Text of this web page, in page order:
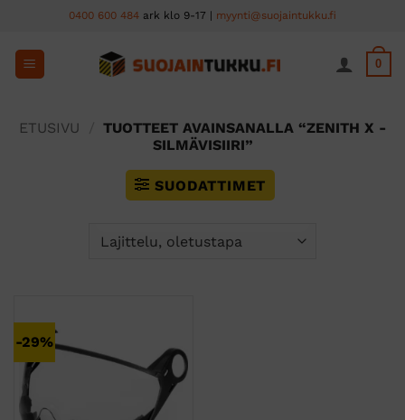
content
0400 600 484 ark klo 9-17 | myynti@suojaintukku.fi
0
ETUSIVU
TUOTTEET AVAINSANALLA “ZENITH X -
SILMÄVISIIRI”
SUODATTIMET
-29%